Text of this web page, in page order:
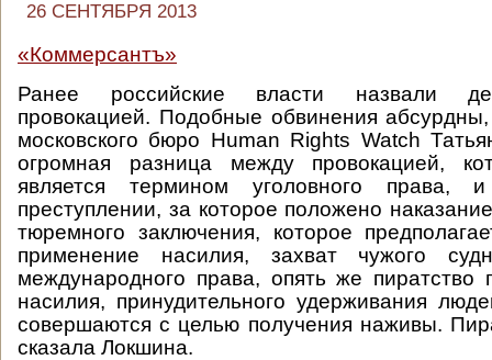
26 СЕНТЯБРЯ 2013
«Коммерсантъ»
Ранее российские власти назвали
провокацией. Подобные обвинения
московского бюро Human Rights Watch
огромная разница между провокацией,
является термином уголовного права,
преступлении, за которое положено
тюремного заключения, которое
применение насилия, захват чужого
международного права, опять же пиратство
насилия, принудительного удерживания
совершаются с целью получения наживы.
сказала Локшина.